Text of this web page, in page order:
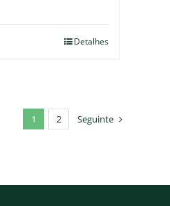
Detalhes
1 2 Seguinte